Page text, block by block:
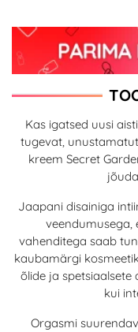
Kas igatsed uusi
tugevat,
kreem Secret
Jaapani disainiga
veendumusega,
vahenditega saab
kaubamärgi
õlide ja
kui
Orgasmi